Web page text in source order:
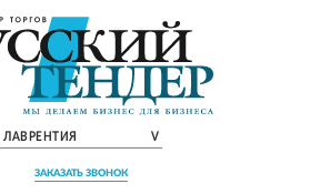
ЛАВРЕНТИЯ V
ЗАКАЗАТЬ ЗВОНОК